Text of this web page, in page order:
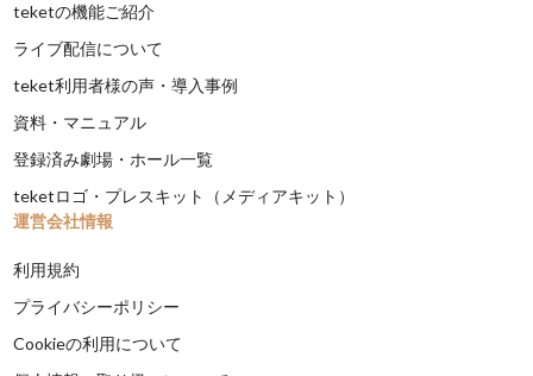
teketの機能ご紹介
ライブ配信について
teket利用者様の声・導入事例
資料・マニュアル
登録済み劇場・ホール一覧
teketロゴ・プレスキット（メディアキット）
運営会社情報
利用規約
プライバシーポリシー
Cookieの利用について